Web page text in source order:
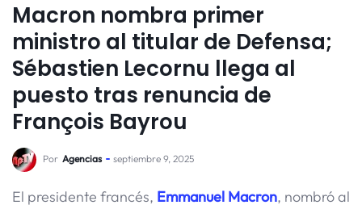
Macron nombra primer
ministro al titular de Defensa;
Sébastien Lecornu llega al
puesto tras renuncia de
François Bayrou
Por Agencias septiembre 9, 2025
El presidente francés, Emmanuel Macron, nombró al